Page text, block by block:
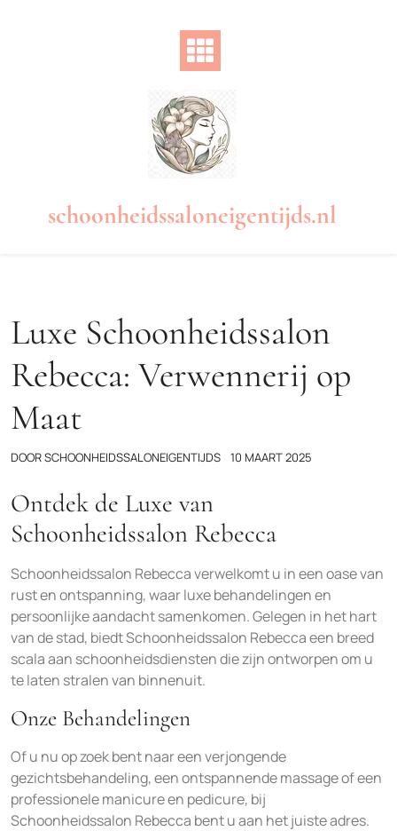
schoonheidssaloneigentijds.nl
Luxe Schoonheidssalon
Rebecca: Verwennerij op
Maat
DOORSCHOONHEIDSSALONEIGENTIJDS 10 MAART 2025
Ontdek de Luxe van
Schoonheidssalon Rebecca
Schoonheidssalon Rebecca verwelkomt u in een oase van
rust en ontspanning, waar luxe behandelingen en
persoonlijke aandacht samenkomen. Gelegen in het hart
van de stad, biedt Schoonheidssalon Rebecca een breed
scala aan schoonheidsdiensten die zijn ontworpen om u
te laten stralen van binnenuit.
Onze Behandelingen
Of u nu op zoek bent naar een verjongende
gezichtsbehandeling, een ontspannende massage of een
professionele manicure en pedicure, bij
Schoonheidssalon Rebecca bent u aan het juiste adres.